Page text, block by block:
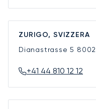
ZURIGO, SVIZZERA
Dianastrasse 5 8002
+41 44 810 12 12